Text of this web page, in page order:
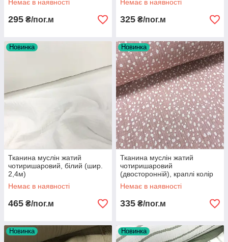
Немає в наявності
295 ₴/пог.м
Немає в наявності
325 ₴/пог.м
Новинка
Тканина муслін жатий
чотиришаровий, білий (шир.
2,4м)
Немає в наявності
465 ₴/пог.м
Новинка
Тканина муслін жатий
чотиришаровий
(двосторонній), краплі колір
пудра (шир. 1,3м) ()MS-JAT-
4-0031
Немає в наявності
335 ₴/пог.м
Новинка Новинка